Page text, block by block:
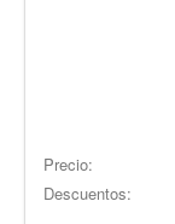
Precio:
Descuentos: